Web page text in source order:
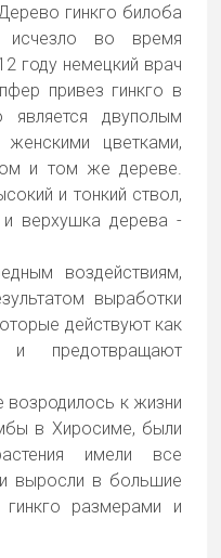
гинкго билоба
во время
году немецкий врач
привез гинкго в
является двуполым
цветками,
и том же дереве.
и тонкий ствол,
и верхушка дерева -
воздействиям,
выработки
действуют как
и предотвращают
к жизни
в Хиросиме, были
имели все
и выросли в большие
размерами и